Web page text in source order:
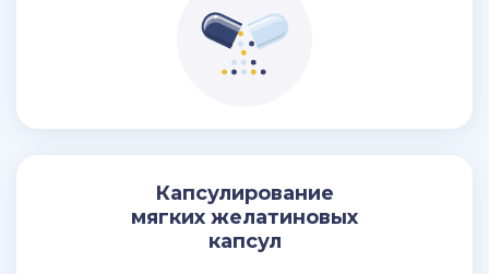
Капсулирование
мягких желатиновых
капсул